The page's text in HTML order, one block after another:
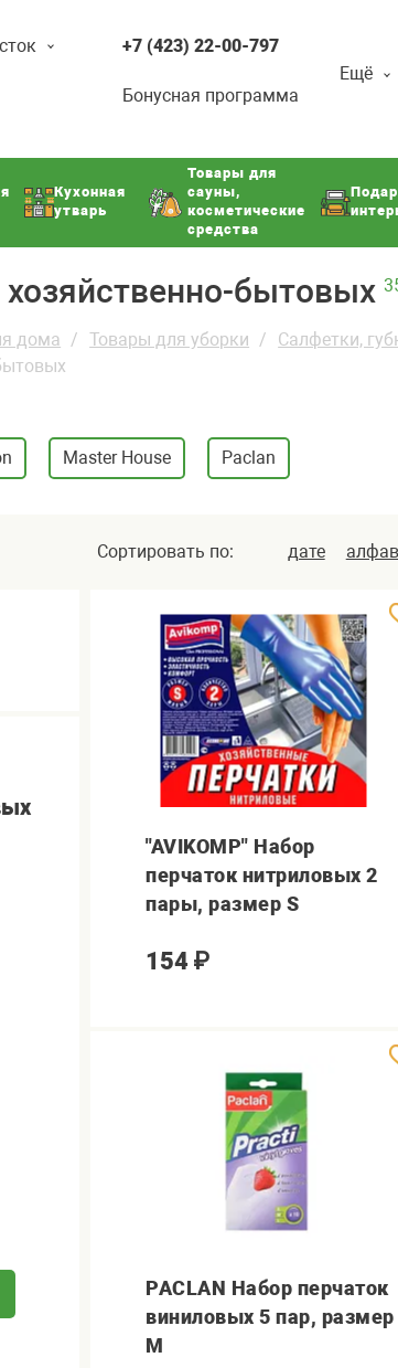
+7 (423) 22-00-797
Бонусная программа
Ещё
Кухонная
утварь
Товары для
сауны,
косметические
средства
бытовых
дома Товары для уборки Салфетки,
Master House Paclan
Сортировать по: дате
"AVIKOMP" Набор
перчаток нитриловых 2
пары, размер S
154 ₽
PACLAN Набор перчаток
виниловых 5 пар, размер
М